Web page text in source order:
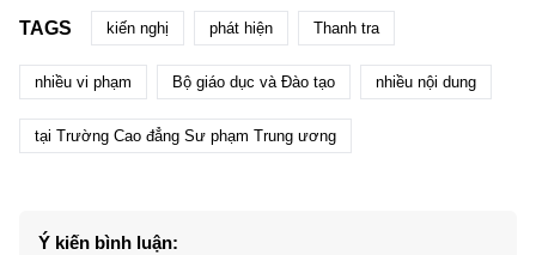
TAGS kiến nghị phát hiện Thanh tra
nhiều vi phạm Bộ giáo dục và Đào tạo nhiều nội dung
tại Trường Cao đẳng Sư phạm Trung ương
Ý kiến bình luận: